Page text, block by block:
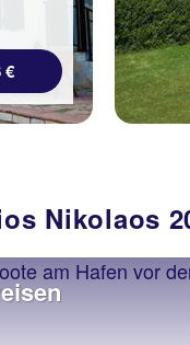
€
Nikolaos